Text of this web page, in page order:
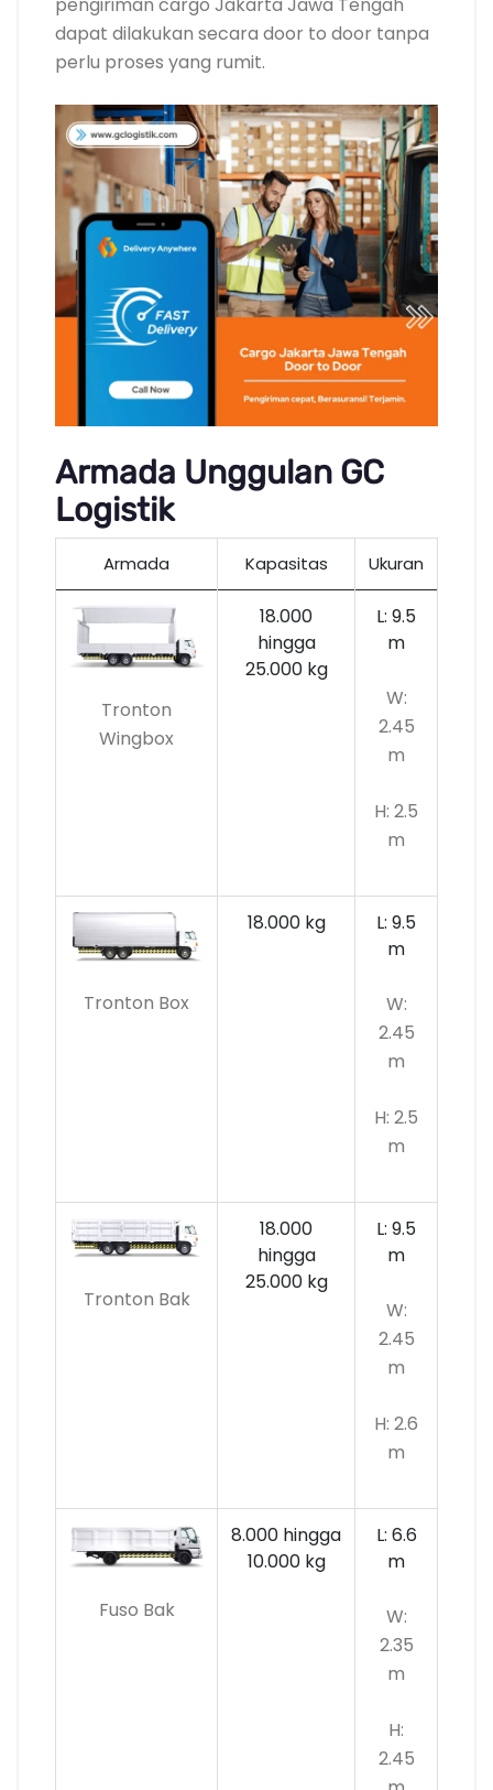
dapat dilakukan secara door to door tanpa
perlu proses yang rumit.
Armada Unggulan GC
Logistik
Armada Kapasitas Ukuran
Tronton
Wingbox
18.000
hingga
25.000 kg
L: 9.5
m
W:
2.45
m
H: 2.5
m
Tronton Box
18.000 kg
L: 9.5
m
W:
2.45
m
H: 2.5
m
Tronton Bak
18.000
hingga
25.000 kg
L: 9.5
m
W:
2.45
m
H: 2.6
m
Fuso Bak
8.000 hingga
10.000kg
L: 6.6
m
W:
2.35
m
H:
2.45